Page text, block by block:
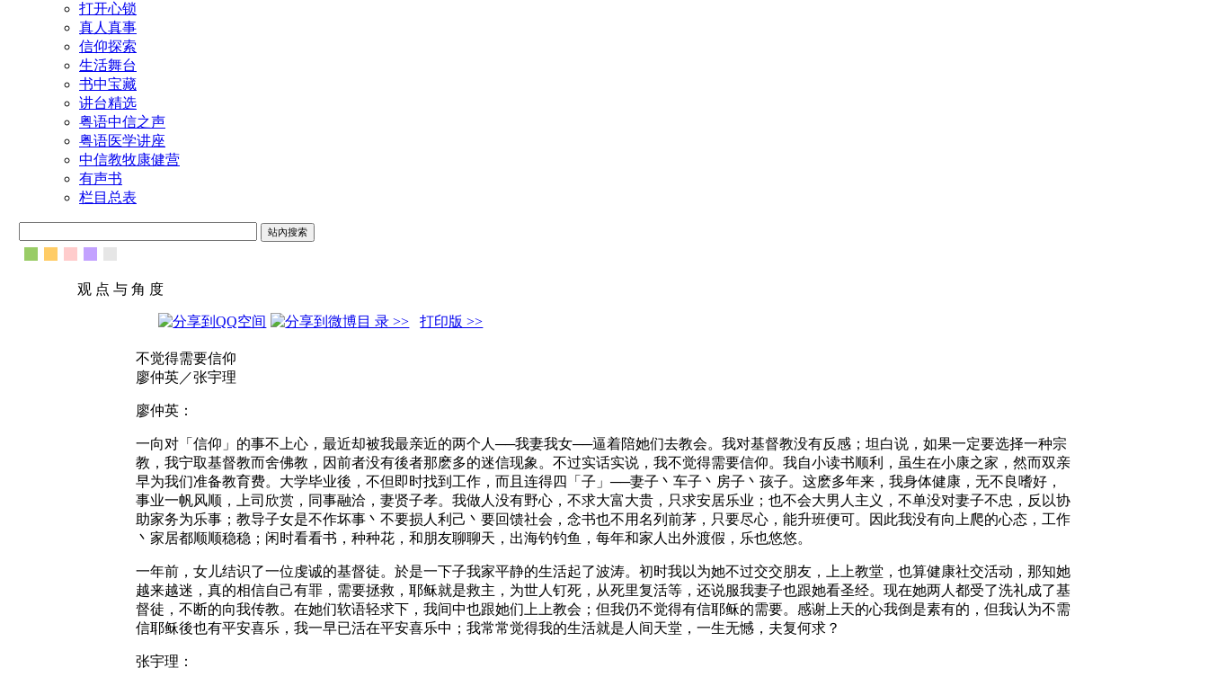
打开心锁
真人真事
信仰探索
生活舞台
书中宝藏
讲台精选
粤语中信之声
粤语医学讲座
中信教牧康健营
有声书
栏目总表
观 点 与 角 度
目 录 >> 打印版 >>
不觉得需要信仰
廖仲英／张宇理
廖仲英：
一向对「信仰」的事不上心，最近却被我最亲近的两个人──我妻我女──逼着陪她们去教会。我对基督教没有反感；坦白说，如果一定要选择一种宗
教，我宁取基督教而舍佛教，因前者没有後者那麽多的迷信现象。不过实话实说，我不觉得需要信仰。我自小读书顺利，虽生在小康之家，然而双亲
早为我们准备教育费。大学毕业後，不但即时找到工作，而且连得四「子」──妻子丶车子丶房子丶孩子。这麽多年来，我身体健康，无不良嗜好，
事业一帆风顺，上司欣赏，同事融洽，妻贤子孝。我做人没有野心，不求大富大贵，只求安居乐业；也不会大男人主义，不单没对妻子不忠，反以协
助家务为乐事；教导子女是不作坏事丶不要损人利己丶要回馈社会，念书也不用名列前茅，只要尽心，能升班便可。因此我没有向上爬的心态，工作
丶家居都顺顺稳稳；闲时看看书，种种花，和朋友聊聊天，出海钓钓鱼，每年和家人出外渡假，乐也悠悠。
一年前，女儿结识了一位虔诚的基督徒。於是一下子我家平静的生活起了波涛。初时我以为她不过交交朋友，上上教堂，也算健康社交活动，那知她
越来越迷，真的相信自己有罪，需要拯救，耶稣就是救主，为世人钉死，从死里复活等，还说服我妻子也跟她看圣经。现在她两人都受了洗礼成了基
督徒，不断的向我传教。在她们软语轻求下，我间中也跟她们上上教会；但我仍不觉得有信耶稣的需要。感谢上天的心我倒是素有的，但我认为不需
信耶稣後也有平安喜乐，我一早已活在平安喜乐中；我常常觉得我的生活就是人间天堂，一生无憾，夫复何求？
张宇理：